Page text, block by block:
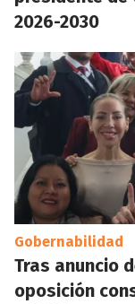
2026-2030
Gobernabilidad
Tras anuncio
oposición